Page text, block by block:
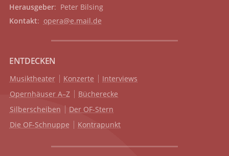
Herausgeber: Peter Bilsing
Kontakt: opera@e.mail.de
ENTDECKEN
Musiktheater Konzerte
Interviews
Opernhäuser A–Z
Bücherecke
Silberscheiben
Der OF-Stern
Die OF-Schnuppe
Kontrapunkt